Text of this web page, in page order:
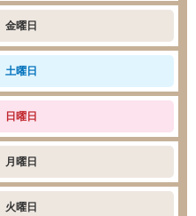
金曜日
土曜日
日曜日
月曜日
火曜日